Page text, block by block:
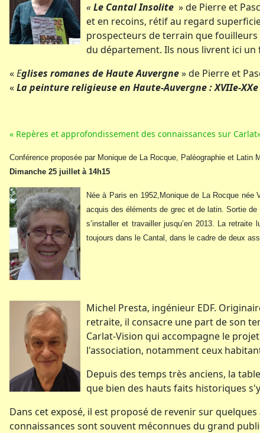
«Le Cantal Insolite » de Pierre et
et en recoins, rétif au regard
prospecteurs de terrain que fouilleurs
du département. Ils nous livrent ici
«Eglises romanes de Haute Auvergne» de Pierre et
«La peinture religieuse en Haute-Auvergne : XVIIe-
« Repères et approfondissement des connaissances sur
Conférence proposée par Monique de La Rocque, Paléographie et Latin
Dimanche 25 juillet à 14h15
Née à Paris en 1952,Monique de La Rocque
acquis des éléments de grec et de latin. Sortie
s’installer et travailler jusqu’en 2013. La
toujours dans le Cantal, dans le cadre de deux
Michel Presta, ingénieur EDF.
retraite, il consacre une part de son
Carlat-Vision qui accompagne le
l'association, notamment ceux
Depuis des temps très anciens, la
que bien des hauts faits historiques
Dans cet exposé, il est proposé de revenir sur
connaissances sont souvent méconnues du grand